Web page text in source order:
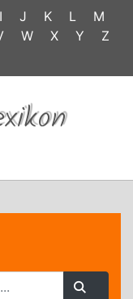
I J K L
M
W X Y Z